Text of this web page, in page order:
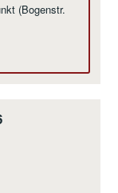
(Bogenstr.